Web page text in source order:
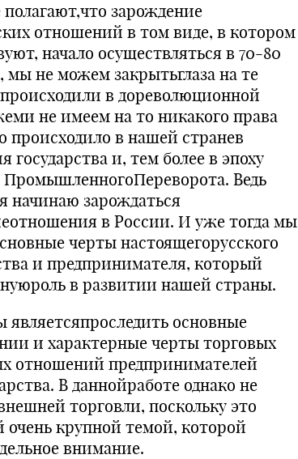
зарождение
отношений в том виде, в котором
начало осуществляться в 70-80
мы не можем закрытьглаза на те
в дореволюционной
не имеем на то никакого права
происходило в нашей странев
государства и, тем более в эпоху
Ведь
начинаю зарождаться
в России. И уже тогда мы
черты настоящегорусского
и предпринимателя, который
в развитии нашей страны.
основные
и характерные черты торговых
отношений предпринимателей
В даннойработе однако не
торговли, поскольку это
очень крупной темой, которой
внимание.